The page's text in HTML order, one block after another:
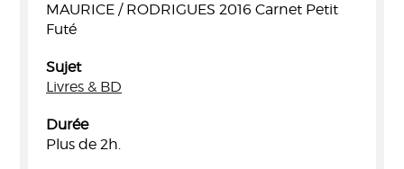
MAURICE / RODRIGUES 2016 Carnet Petit
Futé
Sujet
Livres & BD
Durée
Plus de 2h.